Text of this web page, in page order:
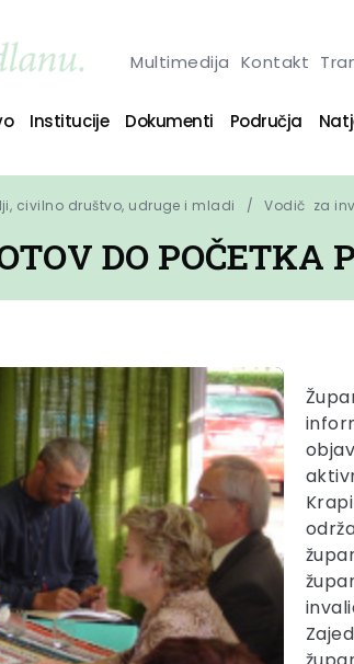
Multimedija Kontakt
Institucije Dokumenti Područja
civilno društvo, udruge i mladi Vodič  za
DO POČETKA